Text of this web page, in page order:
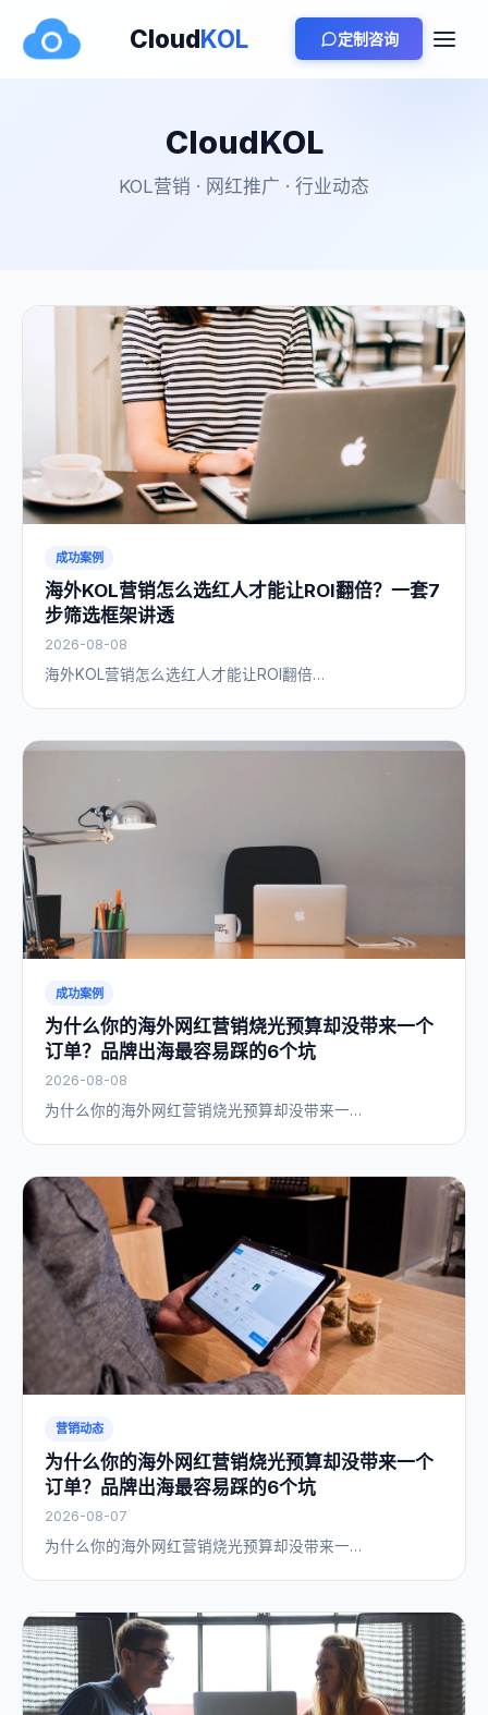
CloudKOL 定制咨询
CloudKOL
KOL营销 · 网红推广 · 行业动态
成功案例
海外KOL营销怎么选红人才能让ROI翻倍？一套7
步筛选框架讲透
2026-08-08
海外KOL营销怎么选红人才能让ROI翻倍…
成功案例
为什么你的海外网红营销烧光预算却没带来一个
订单？品牌出海最容易踩的6个坑
2026-08-08
为什么你的海外网红营销烧光预算却没带来一…
营销动态
为什么你的海外网红营销烧光预算却没带来一个
订单？品牌出海最容易踩的6个坑
2026-08-07
为什么你的海外网红营销烧光预算却没带来一…